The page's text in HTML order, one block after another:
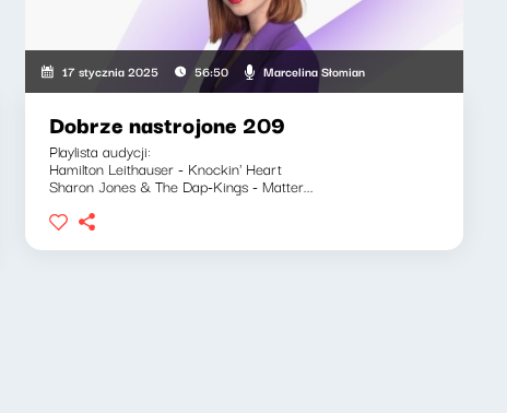
17 stycznia 2025 56:50 Marcelina Słomian
Dobrze nastrojone 209
Playlista audycji:
Hamilton Leithauser - Knockin' Heart
Sharon Jones & The Dap-Kings - Matter...